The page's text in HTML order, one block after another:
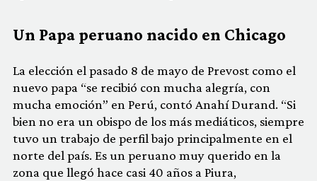
Un Papa peruano nacido en Chicago
La elección el pasado 8 de mayo de Prevost como el
nuevo papa “se recibió con mucha alegría, con
mucha emoción” en Perú, contó Anahí Durand. “Si
bien no era un obispo de los más mediáticos, siempre
tuvo un trabajo de perfil bajo principalmente en el
norte del país. Es un peruano muy querido en la
zona que llegó hace casi 40 años a Piura,